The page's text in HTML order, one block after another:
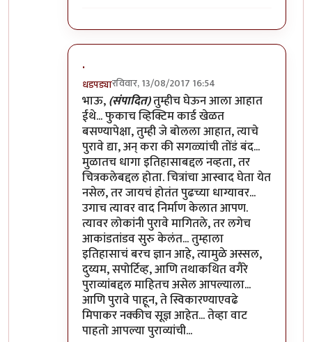
.
धडपड्यारविवार, 13/08/2017 16:54
In reply toमुनी जी ...!!byविशुमित
भाऊ,(संपादित)तुम्हीच घेऊन आला आहात
ईथे... फुकाच व्हिक्टिम कार्ड खेळत
बसण्यापेक्षा, तुम्ही जे बोलला आहात, त्याचे
पुरावे द्या, अन् करा की सगळ्यांची तोंडं बंद...
मुळातच धागा इतिहासाबद्दल नव्हता, तर
चित्रकलेबद्दल होता. चित्रांचा आस्वाद घेता येत
नसेल, तर जायचं होतंत पुढच्या धाग्यावर...
उगाच त्यावर वाद निर्माण केलात आपण.
त्यावर लोकांनी पुरावे मागितले, तर लगेच
आकांडतांडव सुरु केलंत... तुम्हाला
इतिहासाचं बरच ज्ञान आहे, त्यामुळे अस्सल,
दुय्यम, सपोर्टिव्ह, आणि तथाकथित वगैरे
पुराव्यांबद्दल माहितच असेल आपल्याला...
आणि पुरावे पाहून, ते स्विकारण्याएवढे
मिपाकर नक्कीच सूज्ञ आहेत... तेव्हा वाट
पाहतो आपल्या पुराव्यांची...